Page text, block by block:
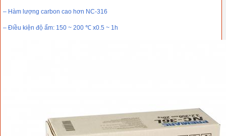
– Hàm lượng carbon cao hơn NC-316
– Điều kiện độ ẩm: 150 ~ 200 ℃ x0.5 ~ 1h